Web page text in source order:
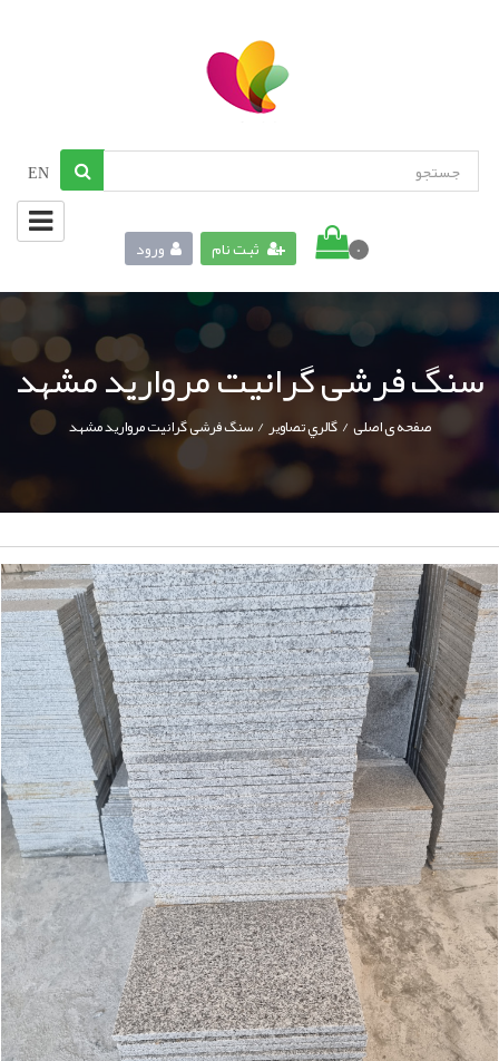
EN
ورود ثبت نام 0
سنگ فرشی گرانیت مروارید مشهد
صفحه ی اصلی/گالري تصاوير/سنگ فرشی گرانیت مروارید مشهد